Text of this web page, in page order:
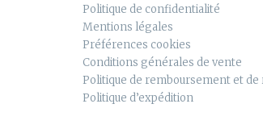
Politique de confidentialité
Mentions légales
Préférences cookies
Conditions générales de vente
Politique de remboursement et de
Politique d’expédition